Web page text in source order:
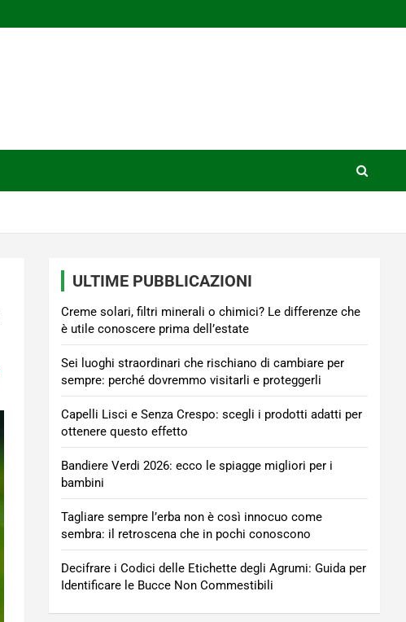
ULTIME PUBBLICAZIONI
Creme solari, filtri minerali o chimici? Le differenze che
è utile conoscere prima dell’estate
Sei luoghi straordinari che rischiano di cambiare per
sempre: perché dovremmo visitarli e proteggerli
Capelli Lisci e Senza Crespo: scegli i prodotti adatti per
ottenere questo effetto
Bandiere Verdi 2026: ecco le spiagge migliori per i
bambini
Tagliare sempre l’erba non è così innocuo come
sembra: il retroscena che in pochi conoscono
Decifrare i Codici delle Etichette degli Agrumi: Guida per
Identificare le Bucce Non Commestibili